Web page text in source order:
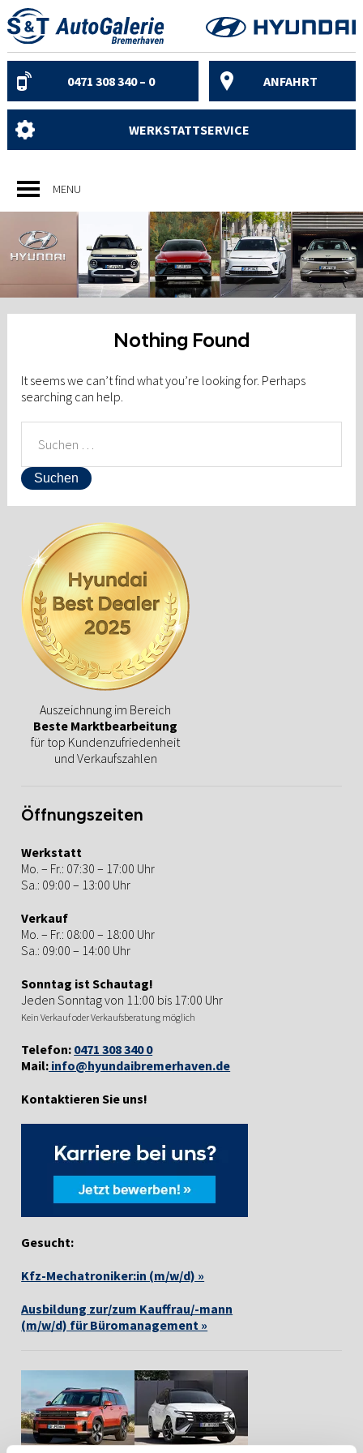
Skip
to
content
0471 308 340 – 0 ANFAHRT
WERKSTATTSERVICE
MENU
Nothing Found
It seems we can’t find what you’re looking for. Perhaps
searching can help.
NACH:
Auszeichnung im Bereich
Beste Marktbearbeitung
für top Kundenzufriedenheit
und Verkaufszahlen
Öffnungszeiten
Werkstatt
Mo. – Fr.: 07:30 – 17:00 Uhr
Sa.: 09:00 – 13:00 Uhr
Verkauf
Mo. – Fr.: 08:00 – 18:00 Uhr
Sa.: 09:00 – 14:00 Uhr
Sonntag ist Schautag!
Jeden Sonntag von 11:00 bis 17:00 Uhr
Kein Verkauf oder Verkaufsberatung möglich
Telefon: 0471 308 340 0
Mail: info@hyundaibremerhaven.de
Kontaktieren Sie uns!
Gesucht:
Kfz-Mechatroniker:in (m/w/d) »
Ausbildung zur/zum Kauffrau/-mann
(m/w/d) für Büromanagement »